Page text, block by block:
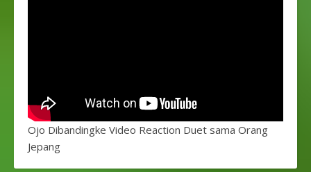
Ojo Dibandingke Video Reaction Duet sama Orang
Jepang